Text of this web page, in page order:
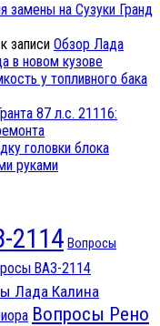
замены на Сузуки Гранд
к записи Обзор Лада
в новом кузове
у топливного бака
87 л.с. 21116:
головки блока
руками
2114 Вопросы
ВАЗ-2114
Лада Калина
Вопросы Рено